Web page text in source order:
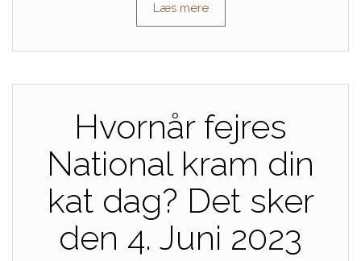
Læs mere
Hvornår fejres
National kram din
kat dag? Det sker
den 4. Juni 2023